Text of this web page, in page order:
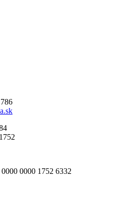
0000 1752 6332